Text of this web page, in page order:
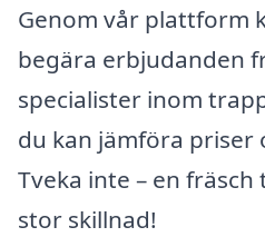
Genom vår plattform
begära erbjudanden
specialister inom
du kan jämföra priser
Tveka inte – en
stor skillnad!